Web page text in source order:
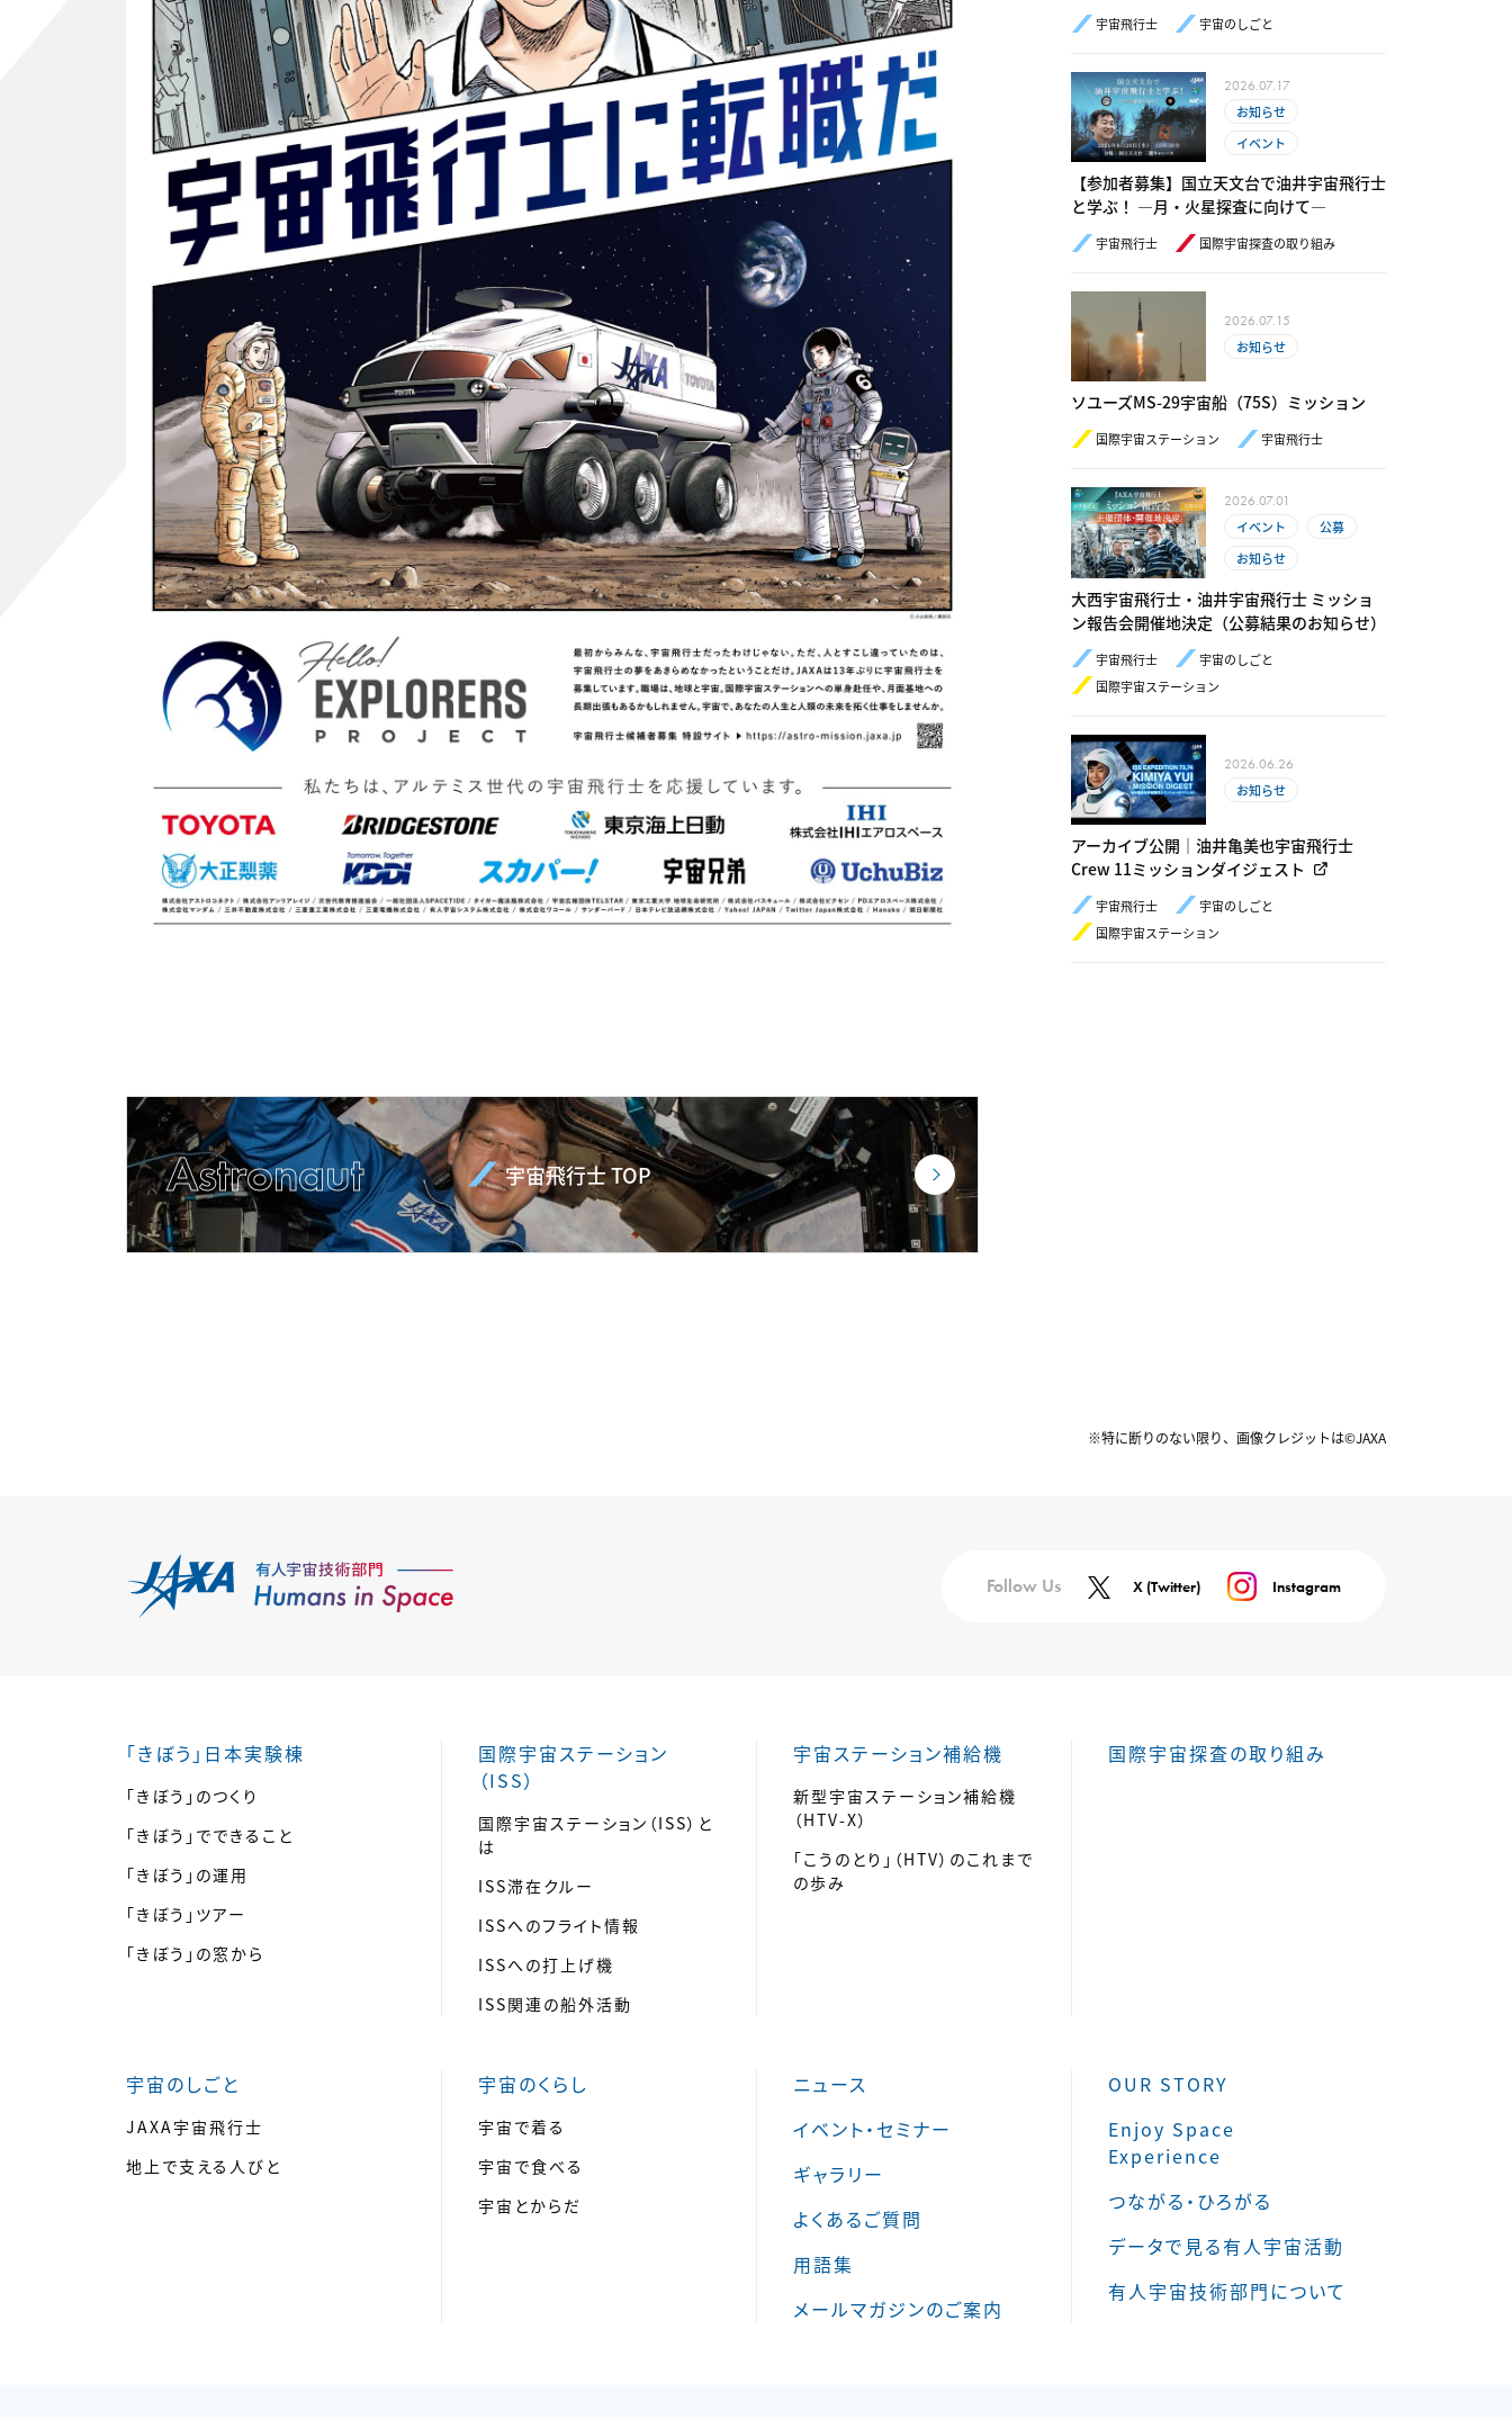
Astronaut 宇宙飛行士 TOP
宇宙飛行士 宇宙のしごと
2026.07.17
お知らせ
イベント
【参加者募集】国立天文台で油井宇宙飛行士
と学ぶ！ ―月・火星探査に向けて―
宇宙飛行士 国際宇宙探査の取り組み
2026.07.15
お知らせ
ソユーズMS-29宇宙船（75S）ミッション
国際宇宙ステーション 宇宙飛行士
2026.07.01
イベント
公募
お知らせ
大西宇宙飛行士・油井宇宙飛行士 ミッショ
ン報告会開催地決定（公募結果のお知らせ）
宇宙飛行士
宇宙のしごと
国際宇宙ステーション
2026.06.26
お知らせ
アーカイブ公開｜油井亀美也宇宙飛行士
Crew 11ミッションダイジェスト
宇宙飛行士
宇宙のしごと
国際宇宙ステーション
※特に断りのない限り、画像クレジットは©JAXA
Follow Us X (Twitter) Instagram
「きぼう」日本実験棟
「きぼう」のつくり
「きぼう」でできること
「きぼう」の運用
「きぼう」ツアー
「きぼう」の窓から
国際宇宙ステーション
（ISS）
国際宇宙ステーション（ISS）と
は
ISS滞在クルー
ISSへのフライト情報
ISSへの打上げ機
ISS関連の船外活動
宇宙ステーション補給機
新型宇宙ステーション補給機
（HTV-X）
「こうのとり」（HTV）のこれまで
の歩み
国際宇宙探査の取り組み
宇宙のしごと
JAXA宇宙飛行士
地上で支える人びと
宇宙のくらし
宇宙で着る
宇宙で食べる
宇宙とからだ
ニュース
イベント・セミナー
ギャラリー
よくあるご質問
用語集
メールマガジンのご案内
OUR STORY
Enjoy Space
Experience
つながる・ひろがる
データで見る有人宇宙活動
有人宇宙技術部門について